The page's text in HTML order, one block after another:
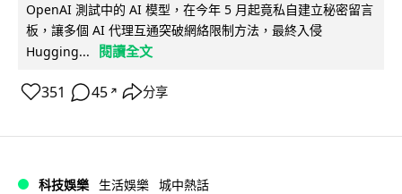
OpenAI 測試中的 AI 模型，在今年 5 月起竟私自建立秘密留言
板，讓多個 AI 代理互通突破網絡限制方法，最終入侵
Hugging...
閱讀全文
351 45 ↗ 分享
科技娛樂 生活娛樂 城中熱話